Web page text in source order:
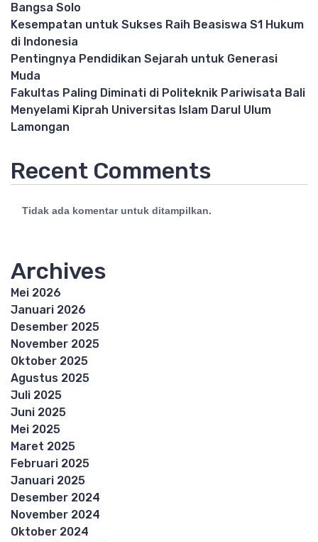
Bangsa Solo
Kesempatan untuk Sukses Raih Beasiswa S1 Hukum
di Indonesia
Pentingnya Pendidikan Sejarah untuk Generasi
Muda
Fakultas Paling Diminati di Politeknik Pariwisata Bali
Menyelami Kiprah Universitas Islam Darul Ulum
Lamongan
Recent Comments
Tidak ada komentar untuk ditampilkan.
Archives
Mei 2026
Januari 2026
Desember 2025
November 2025
Oktober 2025
Agustus 2025
Juli 2025
Juni 2025
Mei 2025
Maret 2025
Februari 2025
Januari 2025
Desember 2024
November 2024
Oktober 2024